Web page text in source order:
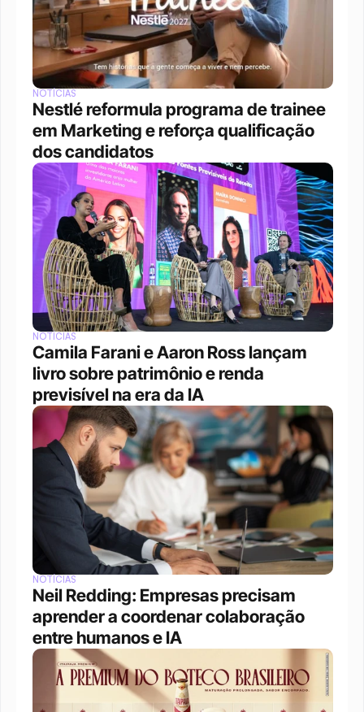
NOTÍCIAS
Nestlé reformula programa de trainee
em Marketing e reforça qualificação
dos candidatos
NOTÍCIAS
Camila Farani e Aaron Ross lançam
livro sobre patrimônio e renda
previsível na era da IA
NOTÍCIAS
Neil Redding: Empresas precisam
aprender a coordenar colaboração
entre humanos e IA